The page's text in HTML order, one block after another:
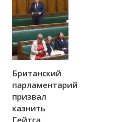
Британский
парламентарий
призвал
казнить
Гейтса...